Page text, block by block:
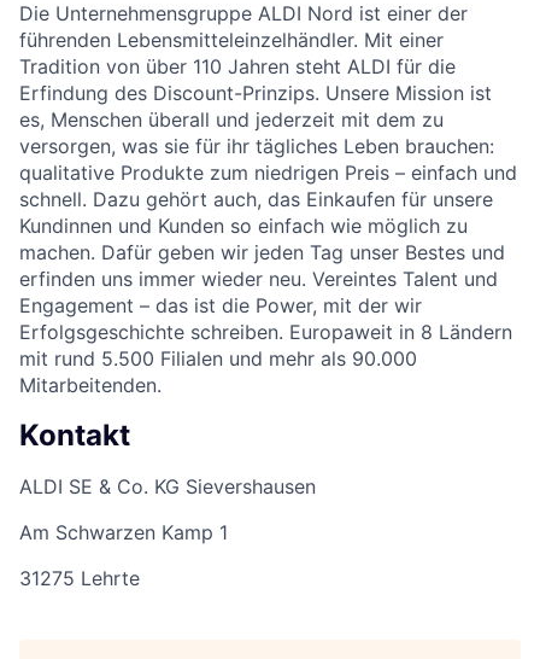
Die Unternehmensgruppe ALDI Nord ist einer der
führenden Lebensmitteleinzelhändler. Mit einer
Tradition von über 110 Jahren steht ALDI für die
Erfindung des Discount-Prinzips. Unsere Mission ist
es, Menschen überall und jederzeit mit dem zu
versorgen, was sie für ihr tägliches Leben brauchen:
qualitative Produkte zum niedrigen Preis – einfach und
schnell. Dazu gehört auch, das Einkaufen für unsere
Kundinnen und Kunden so einfach wie möglich zu
machen. Dafür geben wir jeden Tag unser Bestes und
erfinden uns immer wieder neu. Vereintes Talent und
Engagement – das ist die Power, mit der wir
Erfolgsgeschichte schreiben. Europaweit in 8 Ländern
mit rund 5.500 Filialen und mehr als 90.000
Mitarbeitenden.
Kontakt
ALDI SE & Co. KG Sievershausen
Am Schwarzen Kamp 1
31275 Lehrte